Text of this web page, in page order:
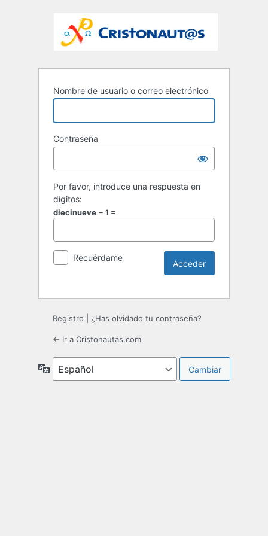
Nombre de usuario o correo electrónico
Contraseña
Por favor, introduce una respuesta en
dígitos:
diecinueve − 1 =
Recuérdame
Registro ¿Has olvidado tu contraseña?
← Ir a Cristonautas.com
Idioma